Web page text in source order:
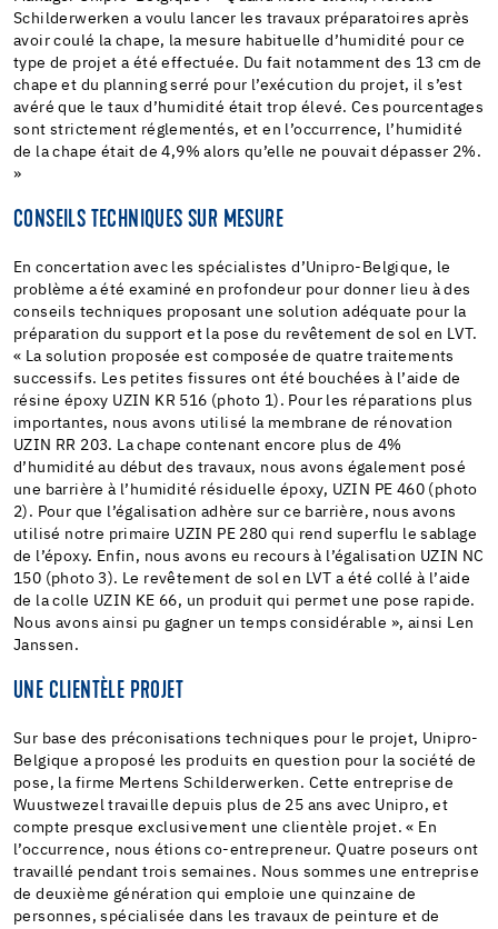
Schilderwerken a voulu lancer les travaux préparatoires après
avoir coulé la chape, la mesure habituelle d’humidité pour ce
type de projet a été effectuée. Du fait notamment des 13 cm de
chape et du planning serré pour l’exécution du projet, il s’est
avéré que le taux d’humidité était trop élevé. Ces pourcentages
sont strictement réglementés, et en l’occurrence, l’humidité
de la chape était de 4,9% alors qu’elle ne pouvait dépasser 2%.
»
CONSEILS TECHNIQUES SUR MESURE
En concertation avec les spécialistes d’Unipro-Belgique, le
problème a été examiné en profondeur pour donner lieu à des
conseils techniques proposant une solution adéquate pour la
préparation du support et la pose du revêtement de sol en LVT.
« La solution proposée est composée de quatre traitements
successifs. Les petites fissures ont été bouchées à l’aide de
résine époxy UZIN KR 516 (photo 1). Pour les réparations plus
importantes, nous avons utilisé la membrane de rénovation
UZIN RR 203. La chape contenant encore plus de 4%
d’humidité au début des travaux, nous avons également posé
une barrière à l’humidité résiduelle époxy, UZIN PE 460 (photo
2). Pour que l’égalisation adhère sur ce barrière, nous avons
utilisé notre primaire UZIN PE 280 qui rend superflu le sablage
de l’époxy. Enfin, nous avons eu recours à l’égalisation UZIN NC
150 (photo 3). Le revêtement de sol en LVT a été collé à l’aide
de la colle UZIN KE 66, un produit qui permet une pose rapide.
Nous avons ainsi pu gagner un temps considérable », ainsi Len
Janssen.
UNE CLIENTÈLE PROJET
Sur base des préconisations techniques pour le projet, Unipro-
Belgique a proposé les produits en question pour la société de
pose, la firme Mertens Schilderwerken. Cette entreprise de
Wuustwezel travaille depuis plus de 25 ans avec Unipro, et
compte presque exclusivement une clientèle projet. « En
l’occurrence, nous étions co-entrepreneur. Quatre poseurs ont
travaillé pendant trois semaines. Nous sommes une entreprise
de deuxième génération qui emploie une quinzaine de
personnes, spécialisée dans les travaux de peinture et de